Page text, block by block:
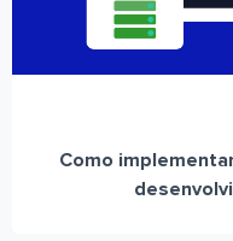
Como